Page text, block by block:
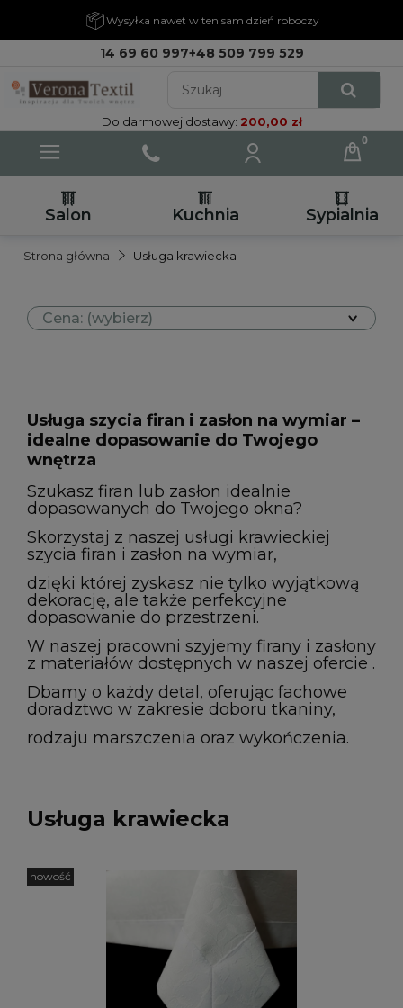
Wysyłka nawet w ten sam dzień roboczy
14 69 60 997+48 509 799 529
Do darmowej dostawy: 200,00 zł
Salon Kuchnia Sypialnia
Strona główna Usługa krawiecka
Cena: (wybierz)
Usługa szycia firan i zasłon na wymiar –
idealne dopasowanie do Twojego
wnętrza
Szukasz firan lub zasłon idealnie
dopasowanych do Twojego okna?
Skorzystaj z naszej usługi krawieckiej
szycia firan i zasłon na wymiar,
dzięki której zyskasz nie tylko wyjątkową
dekorację, ale także perfekcyjne
dopasowanie do przestrzeni.
W naszej pracowni szyjemy firany i zasłony
z materiałów dostępnych w naszej ofercie .
Dbamy o każdy detal, oferując fachowe
doradztwo w zakresie doboru tkaniny,
rodzaju marszczenia oraz wykończenia.
Usługa krawiecka
nowość